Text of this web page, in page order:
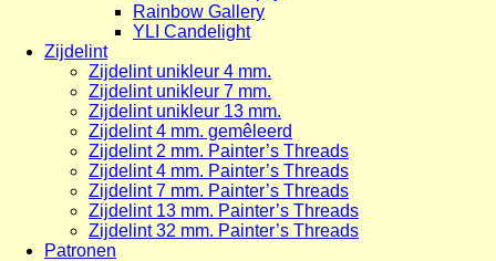
Rainbow Gallery
YLI Candelight
Zijdelint
Zijdelint unikleur 4 mm.
Zijdelint unikleur 7 mm.
Zijdelint unikleur 13 mm.
Zijdelint 4 mm. gemêleerd
Zijdelint 2 mm. Painter’s Threads
Zijdelint 4 mm. Painter’s Threads
Zijdelint 7 mm. Painter’s Threads
Zijdelint 13 mm. Painter’s Threads
Zijdelint 32 mm. Painter’s Threads
Patronen